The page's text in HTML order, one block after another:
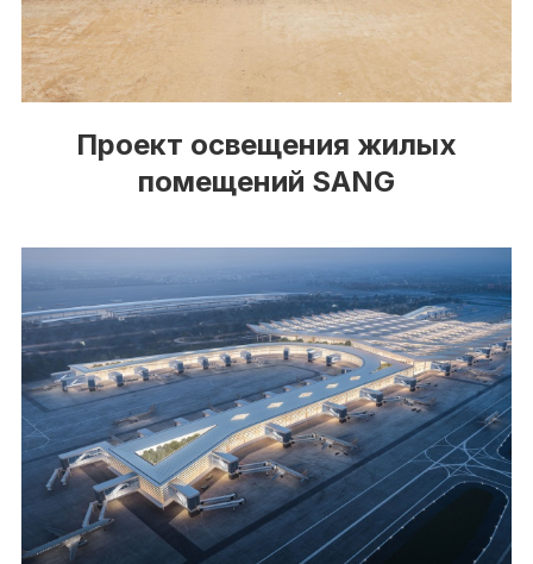
Проект освещения жилых
помещений SANG